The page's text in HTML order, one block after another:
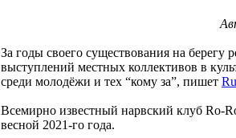
За годы своего существования на берегу
выступлений местных коллективов в
среди молодёжи и тех “кому за”, пишет
Всемирно известный нарвский клуб Ro-
весной 2021-го года.